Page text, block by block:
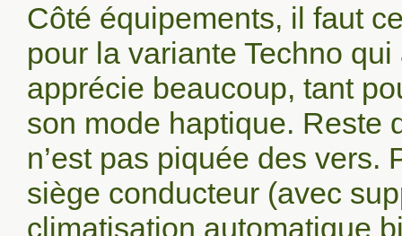
Côté équipements, il faut
pour la variante Techno
apprécie beaucoup, tant
son mode haptique. Reste
n’est pas piquée des
siège conducteur (avec
climatisation automatique